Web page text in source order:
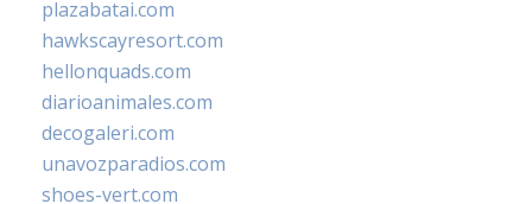
plazabatai.com
hawkscayresort.com
hellonquads.com
diarioanimales.com
decogaleri.com
unavozparadios.com
shoes-vert.com